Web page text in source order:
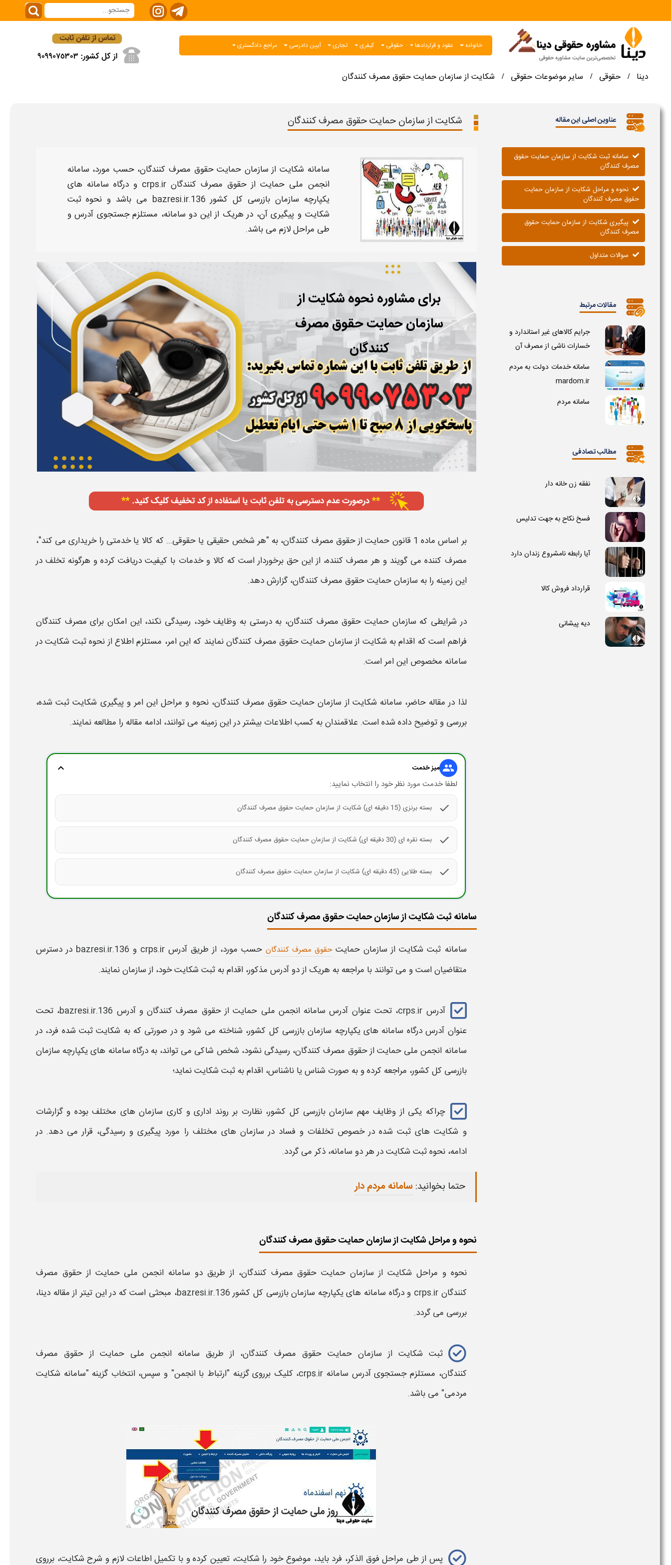
خانواده عقود و قراردادها حقوقی کیفری تجاری آیین دادرسی مراجع دادگستری
دینا / حقوقی / سایر موضوعات حقوقی / شکایت از سازمان حمایت حقوق مصرف کنندگان
شکایت از سازمان حمایت حقوق مصرف کنندگان
سامانه شکایت از سازمان حمایت حقوق مصرف کنندگان،حسب مورد، سامانه
انجمن ملی حمایت از حقوق مصرف کنندگان crps.ir و درگاه سامانه های
یکپارچه سازمان بازرسی کل کشور 136.bazresi.ir می باشد و نحوه ثبت
شکایت و پیگیری آن، در هریک از این دو سامانه، مستلزم جستجوی آدرس و
طی مراحل لازم می باشد.
برای مشاوره نحوه شکایت از
سازمانحمایت حقوق مصرف
کنندگان
بر اساس ماده 1 قانون حمایت از حقوق مصرف کنندگان، به "هر شخص حقيقی يا حقوقی... كه كالا يا خدمتی را خريداری می كند"،
مصرف کننده می گویند و هر مصرف کننده، از این حق برخوردار است که کالا و خدمات با کیفیت دریافت کرده و هرگونه تخلف در
این زمینه را به سازمان حمایت حقوق مصرف کنندگان، گزارش دهد.
در شرایطی که سازمان حمایت حقوق مصرف کنندگان، به درستی به وظایف خود، رسیدگی نکند، این امکان برای مصرف کنندگان
فراهم است که اقدام به شکایت از سازمان حمایت حقوق مصرف کنندگاننمایند که این امر، مستلزم اطلاع ازنحوه ثبت شکایت در
سامانه مخصوص این امر است.
لذا در مقاله حاضر، سامانه شکایت از سازمان حمایت حقوق مصرف کنندگان، نحوه و مراحل این امر و پیگیری شکایت ثبت شده،
بررسی و توضیح داده شده است. علاقمندان به کسب اطلاعات بیشتر در این زمینه می توانند، ادامه مقاله را مطالعه نمایند.
group میز خدمت expand_more
لطفا خدمت مورد نظر خود را انتخاب نمایید:
check بسته برنزی (15 دقیقه ای) شکایت از سازمان حمایت حقوق مصرف کنندگان
check بسته نقره ای (30 دقیقه ای) شکایت از سازمان حمایت حقوق مصرف کنندگان
check بسته طلایی (45 دقیقه ای) شکایت از سازمان حمایت حقوق مصرف کنندگان
سامانه ثبت شکایت از سازمان حمایت حقوق مصرف کنندگان
سامانه ثبت شکایت از سازمان حمایتحقوق مصرف کنندگانحسب مورد، از طریق آدرس crps.ir و 136.bazresi.ir
در دسترس
متقاضیان است و می توانند با مراجعه به هریک از دو آدرس مذکور، اقدام بهثبت شکایتخود، ازسازماننمایند.
آدرس crps.ir، تحت عنوان آدرس سامانه انجمن ملی حمایت از حقوق مصرف کنندگانو آدرس 136.bazresi.ir،
تحت
عنوان آدرس درگاه سامانه های یکپارچه سازمان بازرسی کل کشور، شناخته می شود و در صورتی که به شکایت ثبت شده فرد، در
سامانه انجمن ملی حمایت از حقوق مصرف کنندگان، رسیدگی نشود، شخص شاکی می تواند، به درگاه سامانه های یکپارچه سازمان
بازرسی کل کشور، مراجعه کرده و به صورت شناس یا ناشناس، اقدام بهثبت شکایتنماید؛
چراکه یکی از وظایف مهم سازمان بازرسی کل کشور، نظارت بر روند اداری و کاری سازمان های مختلف بوده و گزارشات
و شکایت های ثبت شده در خصوص تخلفات و فساد در سازمان های مختلف را مورد پیگیری و رسیدگی، قرار می دهد. در
ادامه،نحوه ثبت شکایتدر هر دو سامانه،ذکر می گردد.
حتما بخوانید:سامانه مردم دار
نحوه و مراحل شکایت از سازمان حمایت حقوق مصرف کنندگان
نحوه و مراحل شکایت از سازمان حمایت حقوق مصرف کنندگان،از طریق دو سامانه انجمن ملیحمایت از حقوق مصرف
کنندگان crps.ir و درگاه سامانه‌ های یکپارچه سازمان بازرسی کل کشور 136.bazresi.ir
، مبحثی است که در این تیتر از مقاله دینا،
بررسی می گردد.
ثبت شکایت از سازمان حمایت حقوق مصرف کنندگان، ازطریق سامانهانجمن ملیحمایت از حقوق مصرف
کنندگان، مستلزم جستجوی آدرس سامانه crps.ir، کلیک برروی گزینه "ارتباط با انجمن" و سپس، انتخاب گزینه "سامانه شکایت
مردمی" می باشد.
پس از طی مراحل فوق الذکر، فرد باید، موضوع خود را شکایت، تعیین کرده و با تکمیل اطاعات لازم و شرح شکایت، برروی
عناوین اصلی این مقاله
سامانه ثبت شکایت از سازمان حمایت حقوق
مصرف کنندگان
نحوه و مراحل شکایت از سازمان حمایت
حقوق مصرف کنندگان
پیگیری شکایت از سازمان حمایت حقوق
مصرف کنندگان
سوالات متداول
مقالات مرتبط
جرایم کالاهای غیر استاندارد و
خسارات ناشی از مصرف آن
سامانه خدمات دولت به مردم
mardom.ir
سامانه مردم
مطالب تصادفی
نفقه زن خانه دار
فسخ نکاح به جهت تدلیس
آیا رابطه نامشروع زندان دارد
قرارداد فروش کالا
دیه پیشانی